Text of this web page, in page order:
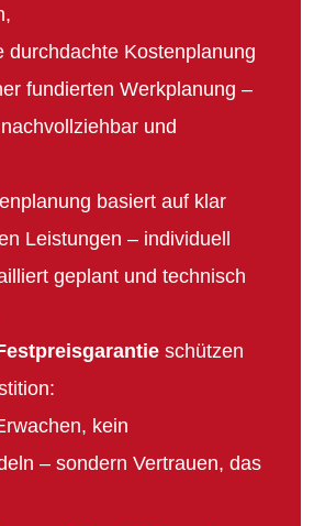
durchdachte Kostenplanung
fundierten Werkplanung –
und
basiert auf klar
Leistungen – individuell
geplant und technisch
schützen
kein
– sondern Vertrauen, das